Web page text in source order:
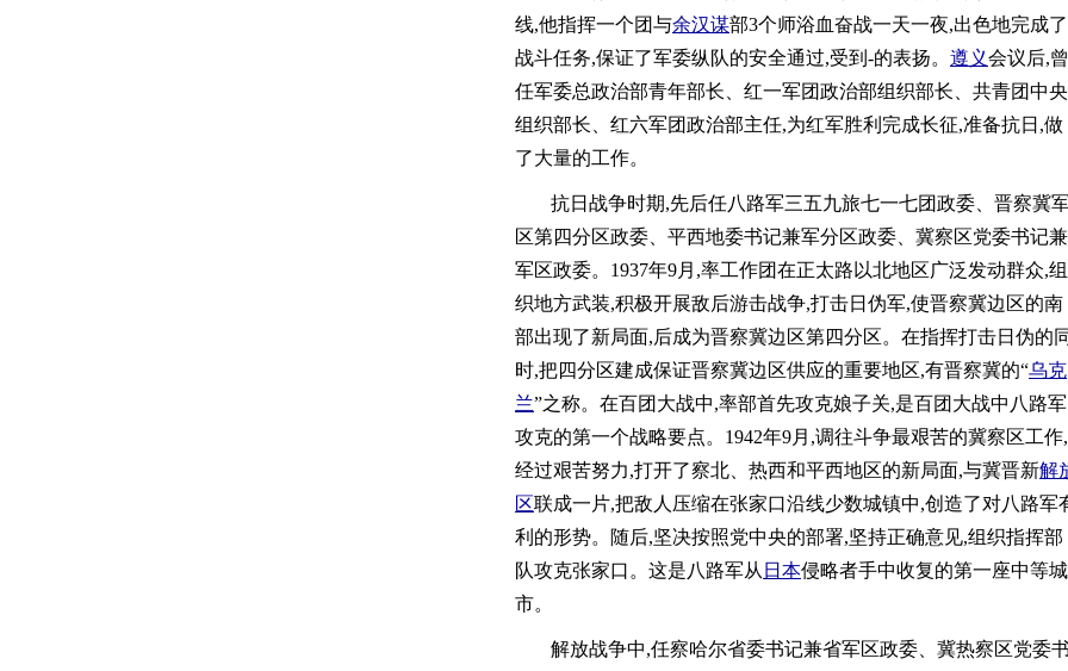
线,他指挥一个团与余汉谋部3个师浴血奋战一天一夜,出色地完成了
战斗任务,保证了军委纵队的安全通过,受到-的表扬。 遵义会议后,曾
任军委总政治部青年部长、红一军团政治部组织部长、共青团中央
组织部长、红六军团政治部主任,为红军胜利完成长征,准备抗日,做
了大量的工作。
抗日战争时期,先后任八路军三五九旅七一七团政委、晋察冀
区第四分区政委、平西地委书记兼军分区政委、冀察区党委书记兼
军区政委。1937年9月,率工作团在正太路以北地区广泛发动群众,组
织地方武装,积极开展敌后游击战争,打击日伪军,使晋察冀边区的南
部出现了新局面,后成为晋察冀边区第四分区。在指挥打击日伪的
时,把四分区建成保证晋察冀边区供应的重要地区,有晋察冀的“乌克
兰”之称。在百团大战中,率部首先攻克娘子关,是百团大战中八路军
攻克的第一个战略要点。1942年9月,调往斗争最艰苦的冀察区工作,
经过艰苦努力,打开了察北、热西和平西地区的新局面,与冀晋新解
区联成一片,把敌人压缩在张家口沿线少数城镇中,创造了对八路军
利的形势。随后,坚决按照党中央的部署,坚持正确意见,组织指挥部
队攻克张家口。这是八路军从 日本侵略者手中收复的第一座中等城
市。
解放战争中,任察哈尔省委书记兼省军区政委、冀热察区党委